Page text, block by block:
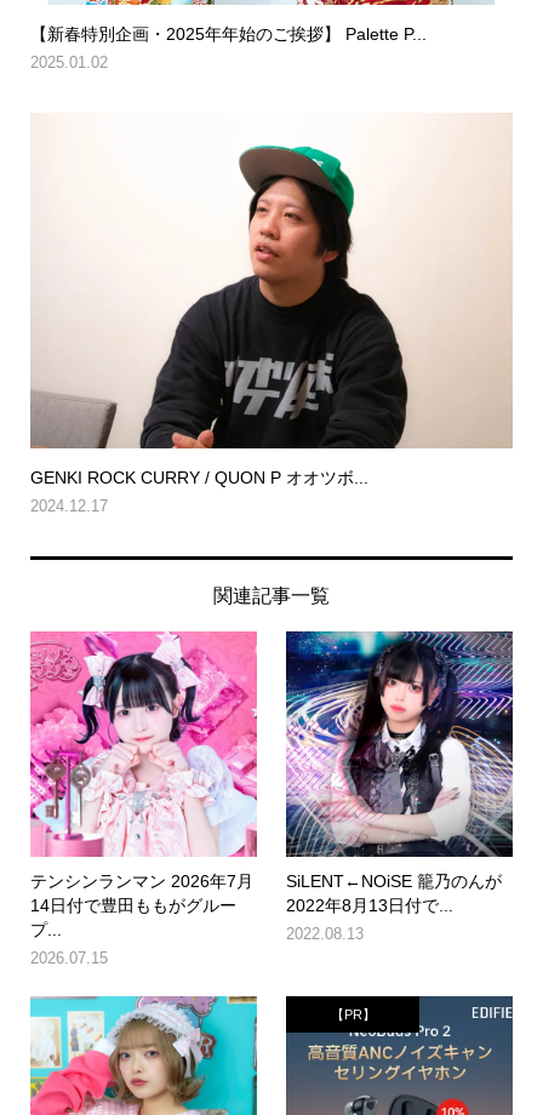
【新春特別企画・2025年年始のご挨拶】 Palette P...
2025.01.02
GENKI ROCK CURRY / QUON P オオツボ...
2024.12.17
関連記事一覧
テンシンランマン 2026年7月
14日付で豊田ももがグルー
プ...
2026.07.15
SiLENT←NOiSE 籠乃のんが
2022年8月13日付で...
2022.08.13
【PR】